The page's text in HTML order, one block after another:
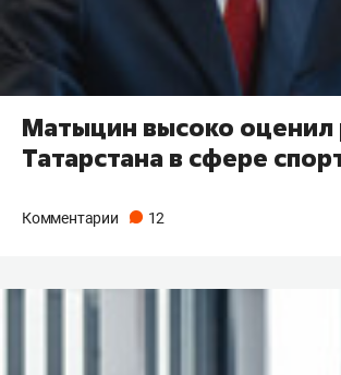
Матыцин высоко оценил
Татарстана в сфере
Комментарии 12